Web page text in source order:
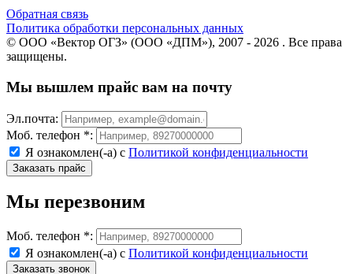
Обратная связь
Политика обработки персональных данных
© ООО «Вектор ОГЗ» (ООО «ДПМ»), 2007 - 2026 . Все права
защищены.
Мы вышлем прайс вам на почту
Эл.почта:
Моб. телефон *:
Я ознакомлен(-а) с Политикой конфиденциальности
Мы перезвоним
Моб. телефон *:
Я ознакомлен(-а) с Политикой конфиденциальности